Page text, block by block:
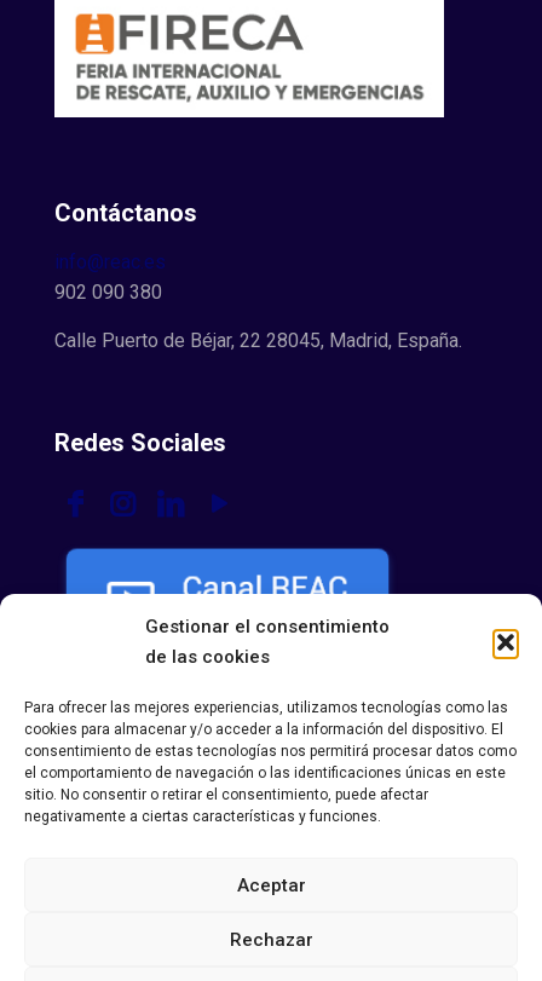
Gestionar el consentimiento
de las cookies
Para ofrecer las mejores experiencias, utilizamos tecnologías como las
cookies para almacenar y/o acceder a la información del dispositivo. El
consentimiento de estas tecnologías nos permitirá procesar datos como
el comportamiento de navegación o las identificaciones únicas en este
sitio. No consentir o retirar el consentimiento, puede afectar
negativamente a ciertas características y funciones.
Aceptar
Rechazar
Contáctanos
info@reac.es
902 090 380
Calle Puerto de Béjar, 22 28045, Madrid, España.
Redes Sociales
Política de Cookies
Legal